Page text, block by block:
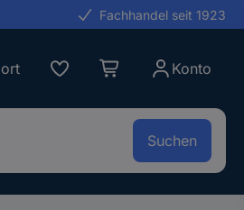
Fachhandel seit 1923
Konto
Suchen